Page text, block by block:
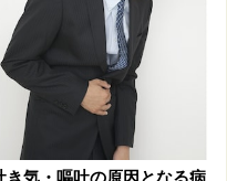
可能。20分程度で結果
を求める方は、この検
してから検査を受ける